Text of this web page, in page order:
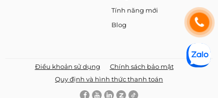
Tính năng mới
Blog
Điều khoản sử dụng
Chính sách bảo mật
Quy định và hình thức thanh toán